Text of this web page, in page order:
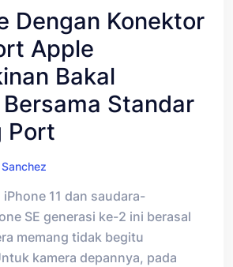
Dengan Konektor
Apple
Bakal
Standar
Port
11 dan saudara-
SE generasi ke-2 ini berasal
memang tidak begitu
kamera depannya, pada